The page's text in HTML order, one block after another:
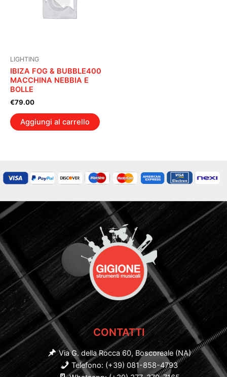
LIGHTING
IBIZA FOG & BUBBLE400
MACCHINA NEBBIA E
BOLLE
€79.00
Aggiungi al carrello
CONTATTI
Via G. della Rocca 60, Boscoreale (NA)
Telefono: (+39) 081-858-4793